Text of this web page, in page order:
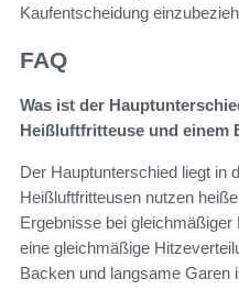
Kaufentscheidung
FAQ
Was ist der
Heißluftfritteuse und einem
Der Hauptunterschied liegt in
Heißluftfritteusen nutzen
Ergebnisse bei
eine gleichmäßige
Backen und langsame Garen